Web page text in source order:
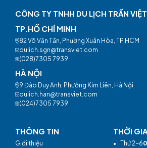
CÔNG TY TNHH DU LỊCH TRẦN VIỆT
TP.HỒ CHÍ MINH
82 Võ Văn Tần, Phường Xuân Hòa, TP.HCM
dulich.sgn@transviet.com
(028)7305 7939
HÀ NỘI
9 Đào Duy Anh, Phường Kim Liên, Hà Nội
dulich.han@transviet.com
(024)7305 7939
THÔNG TIN
Giới thiệu
THỜI
• Thứ 2-6